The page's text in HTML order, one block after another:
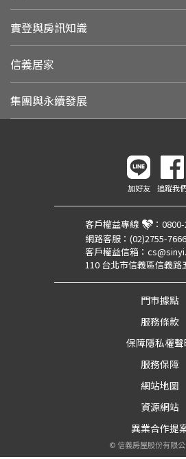
實登與房訊知識
信義居家
集團與永續發展
加好友 追蹤我
客戶權益專線 ：
網路客服： (02)2755-7666
客戶權益信箱：
110 台北市信義區信義路
門市據點
服務條款
保障隱私權聲
服務保障
網站地圖
資源網站
異業合作提
©信義房屋股份有限